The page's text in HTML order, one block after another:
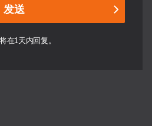
在1天内回复。